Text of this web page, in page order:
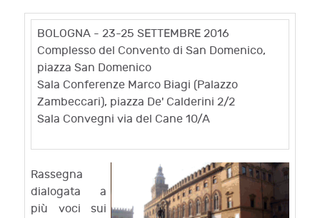
BOLOGNA - 23-25 SETTEMBRE 2016
Complesso del Convento di San Domenico,
piazza San Domenico
Sala Conferenze Marco Biagi (Palazzo
Zambeccari), piazza De' Calderini 2/2
Sala Convegni via del Cane 10/A
Rassegna
dialogata a
più voci sui